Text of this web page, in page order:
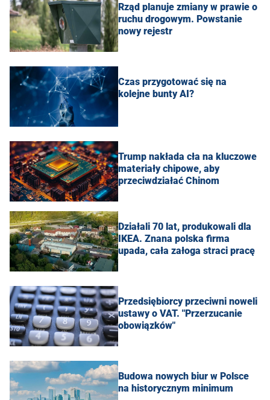
Rząd planuje zmiany w prawie o
ruchu drogowym. Powstanie
nowy rejestr
Czas przygotować się na
kolejne bunty AI?
Trump nakłada cła na kluczowe
materiały chipowe, aby
przeciwdziałać Chinom
Działali 70 lat, produkowali dla
IKEA. Znana polska firma
upada, cała załoga straci pracę
Przedsiębiorcy przeciwni noweli
ustawy o VAT. "Przerzucanie
obowiązków"
Budowa nowych biur w Polsce
na historycznym minimum